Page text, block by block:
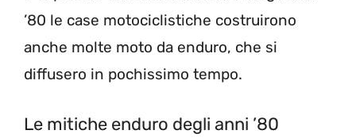
’80 le case motociclistiche costruirono
anche molte moto da enduro, che si
diffusero in pochissimo tempo.
Le mitiche enduro degli anni ’80